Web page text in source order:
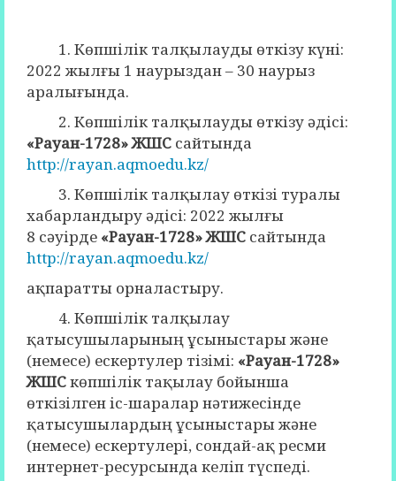
1. Көпшілік талқылауды өткізу күні:
2022 жылғы 1 наурыздан – 30 наурыз
аралығында.
2. Көпшілік талқылауды өткізу әдісі:
«Рауан-1728» ЖШС сайтында
http://rayan.aqmoedu.kz/
3. Көпшілік талқылау өткізі туралы
хабарландыру әдісі: 2022 жылғы
8 сәуірде «Рауан-1728» ЖШС сайтында
http://rayan.aqmoedu.kz/
ақпаратты орналастыру.
4. Көпшілік талқылау
қатысушыларының ұсыныстары және
(немесе) ескертулер тізімі: «Рауан-1728»
ЖШСкөпшілік тақылау бойынша
өткізілген іс-шаралар нәтижесінде
қатысушылардың ұсыныстары және
(немесе) ескертулері, сондай-ақ ресми
интернет-ресурсында келіп түспеді.